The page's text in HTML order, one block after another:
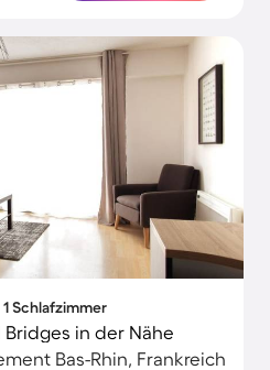
1 Schlafzimmer
in der Nähe
Bas-Rhin, Frankreich